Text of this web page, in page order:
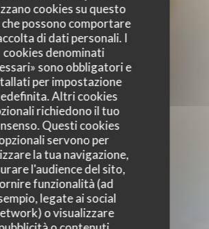
cookies su questo
possono comportare
di dati personali. I
cookies denominati
sono obbligatori e
per impostazione
Altri cookies
richiedono il tuo
Questi cookies
servono per
la tua navigazione,
l'audience del sito,
funzionalità (ad
legate ai social
o visualizzare